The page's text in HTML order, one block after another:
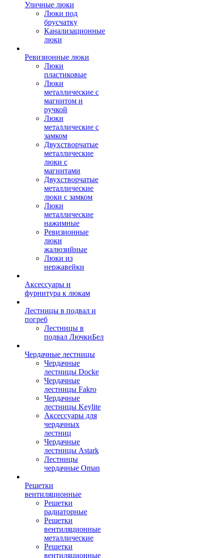
Уличные люки
Люки под
брусчатку
Канализационные
люки
Ревизионные люки
Люки
пластиковые
Люки
металлические с
магнитом и
ручкой
Люки
металлические с
замком
Двухстворчатые
металлические
люки с
магнитами
Двухстворчатые
металлические
люки с замком
Люки
металлические
нажимные
Ревизионные
люки
жалюзийные
Люки из
нержавейки
Аксессуары и
фурнитура к люкам
Лестницы в подвал и
погреб
Лестницы в
подвал ЛючкиБел
Чердачные лестницы
Чердачные
лестницы Docke
Чердачные
лестницы Fakro
Чердачные
лестницы Keylite
Аксессуары для
чердачных
лестниц
Чердачные
лестницы Astark
Лестницы
чердачные Oman
Решетки
вентиляционные
Решетки
радиаторные
Решетки
вентиляционные
металлические
Решетки
вентиляционные